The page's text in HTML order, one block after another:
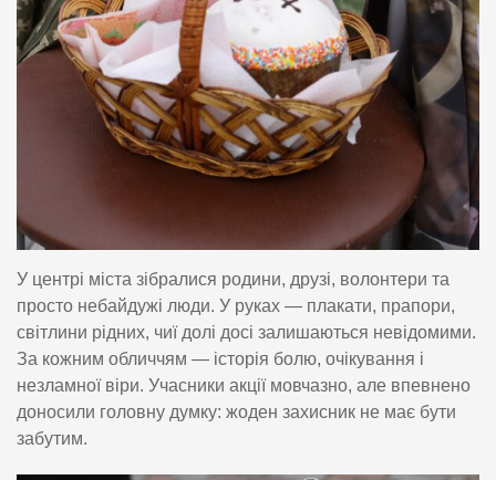
У центрі міста зібралися родини, друзі, волонтери та
просто небайдужі люди. У руках — плакати, прапори,
світлини рідних, чиї долі досі залишаються невідомими.
За кожним обличчям — історія болю, очікування і
незламної віри. Учасники акції мовчазно, але впевнено
доносили головну думку: жоден захисник не має бути
забутим.